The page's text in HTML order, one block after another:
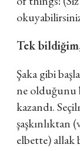
Tek
Şaka gibi
ne olduğunu
kazandı.
şaşkınlıktan
elbette) allak